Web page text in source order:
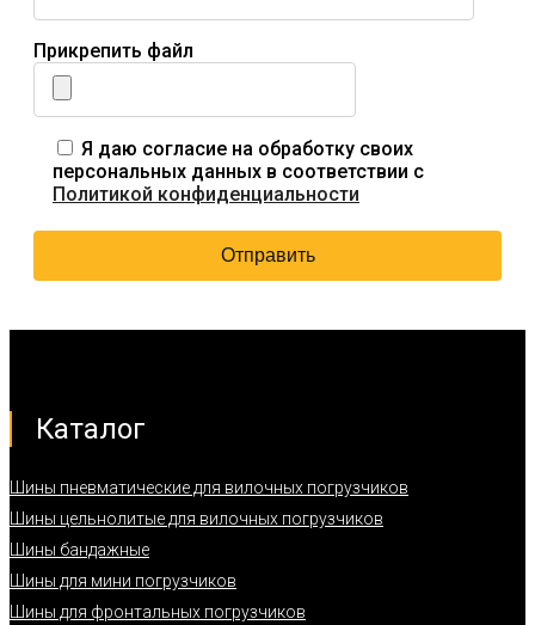
Прикрепить файл
Я даю согласие на обработку своих
персональных данных в соответствии с
Политикой конфиденциальности
Каталог
Шины пневматические для вилочных погрузчиков
Шины цельнолитые для вилочных погрузчиков
Шины бандажные
Шины для мини погрузчиков
Шины для фронтальных погрузчиков